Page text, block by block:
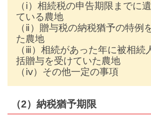
（ⅰ）相続税の申告期限までに
ている農地
（ⅱ）贈与税の納税猶予の特例
た農地
（ⅲ）相続があった年に被相続
括贈与を受けていた農地
（ⅳ）その他一定の事項
（2）納税猶予期限